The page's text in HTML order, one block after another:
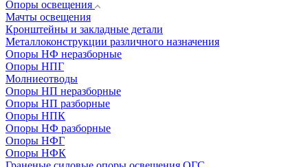
Опоры освещения
Мачты освещения
Кронштейны и закладные детали
Металлоконструкции различного назначения
Опоры НФ неразборные
Опоры НПГ
Молниеотводы
Опоры НП неразборные
Опоры НП разборные
Опоры НПК
Опоры НФ разборные
Опоры НФГ
Опоры НФК